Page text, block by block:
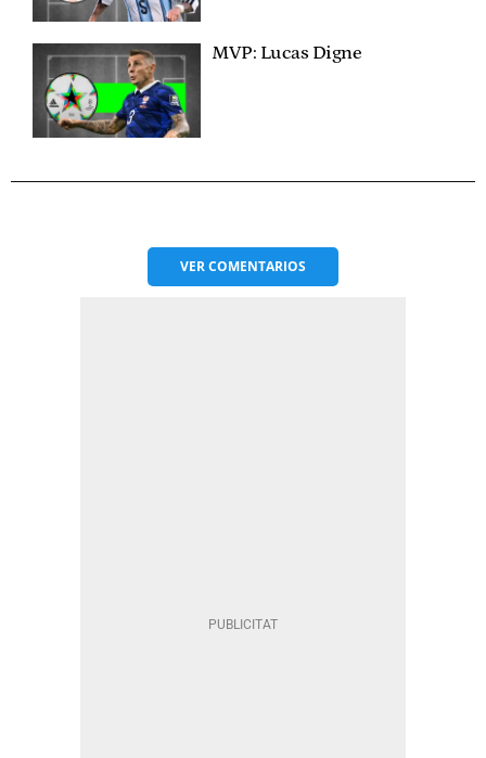
MVP: Lucas Digne
VERCOMENTARIOS